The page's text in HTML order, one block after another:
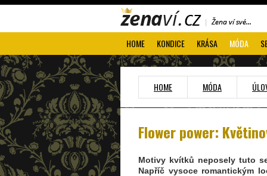
HOME KONDICE KRÁSA MÓDA
HOME MÓDA
Flower power:
Motivy kvítků neposely tuto
Napříč vysoce romantickým